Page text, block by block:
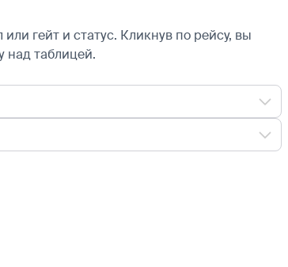
гейт и статус. Кликнув по рейсу, вы
над таблицей.